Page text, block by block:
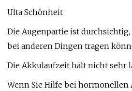
Ulta Schönheit
Die Augenpartie ist durchsichtig,
bei anderen Dingen tragen
Die Akkulaufzeit hält nicht sehr
Wenn Sie Hilfe bei hormonellen